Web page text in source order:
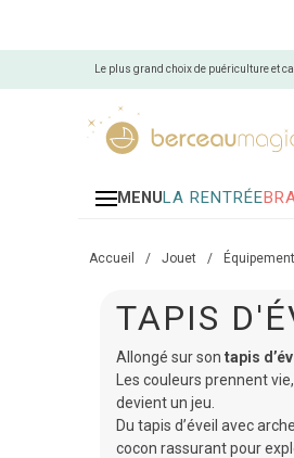
Le plus grand choix de puériculture et
MENULA RENTRÉE
Accueil / Jouet /
TAPIS
Allongé sur son tapis
Les couleurs prennent
devient un jeu.
Du tapis d’éveil avec
cocon rassurant pour